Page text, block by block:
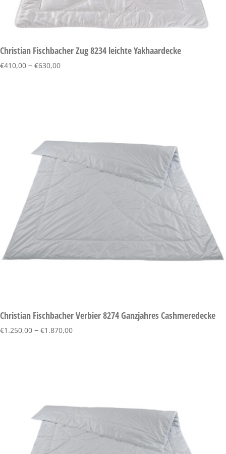
Christian Fischbacher Zug 8234 leichte Yakhaardecke
€410,00 – €630,00
Christian Fischbacher Verbier 8274 Ganzjahres Cashmeredecke
€1.250,00 – €1.870,00